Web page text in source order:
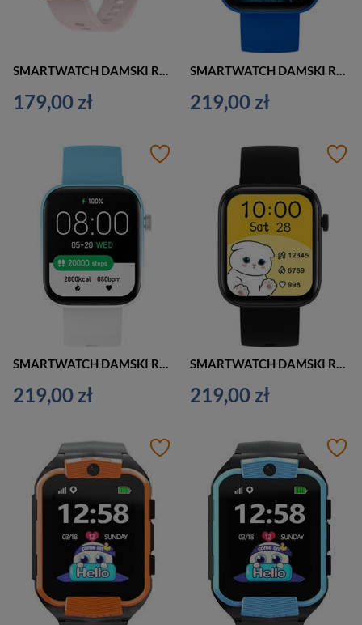
179,00 zł 219,00 zł
SMARTWATCH DAMSKI Rubicon RNCE97 - WYKONYWANIE POŁĄCZEŃ, CIŚNIENIE KRWI (sr041d)
219,00 zł
SMARTWATCH DAMSKI Rubicon RNCE97 - WYKONYWANIE POŁĄCZEŃ, CIŚNIENIE KRWI (sr041b)
219,00 zł